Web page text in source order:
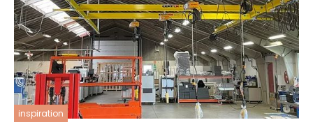
inspiration